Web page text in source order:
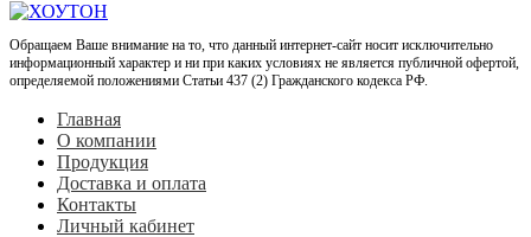
Обращаем Ваше внимание на то, что данный интернет-сайт носит исключительно
информационный характер и ни при каких условиях не является публичной офертой,
определяемой положениями Статьи 437 (2) Гражданского кодекса РФ.
Главная
О компании
Продукция
Доставка и оплата
Контакты
Личный кабинет